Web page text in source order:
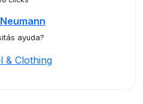
ayuda?
& Clothing